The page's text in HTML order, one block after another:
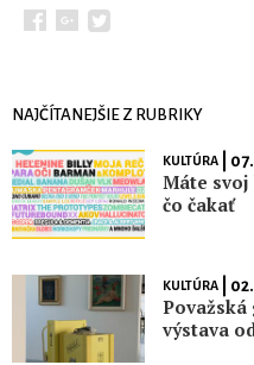
NAJČÍTANEJŠIE Z RUBRIKY
KULTÚRA|
Máte svoj
čo čakať
KULTÚRA|
Považská
výstava